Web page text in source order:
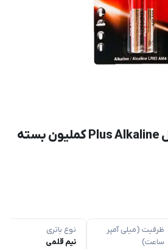
باتری نیم قلمی مدل Plus Alkaline کملیون بسته
ظرفیت (میلی آمپر
ساعت)
نوع باتری
نیم قلمی